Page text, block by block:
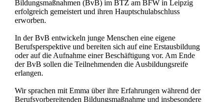
Bildungsmaßnahmen (BvB) im BTZ am BFW in Leipzig
erfolgreich gemeistert und ihren Hauptschulabschluss
erworben.
In der BvB entwickeln junge Menschen eine eigene
Berufsperspektive und bereiten sich auf eine Erstausbildung
oder auf die Aufnahme einer Beschäftigung vor. Am Ende
der BvB sollen die Teilnehmenden die Ausbildungsreife
erlangen.
Wir sprachen mit Emma über ihre Erfahrungen während der
Berufsvorbereitenden Bildungsmaßnahme und insbesondere